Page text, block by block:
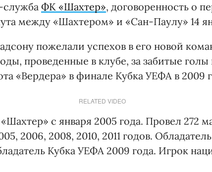
служба ФК «Шахтер», договоренность о
между «Шахтером» и «Сан-Паулу» 14
пожелали успехов в его новой
проведенные в клубе, за забитые
«Вердера» в финале Кубка УЕФА в 2009
RELATED VIDEO
с января 2005 года. Провел 272
2006, 2008, 2010, 2011 годов.
Кубка УЕФА 2009 года. Игрок